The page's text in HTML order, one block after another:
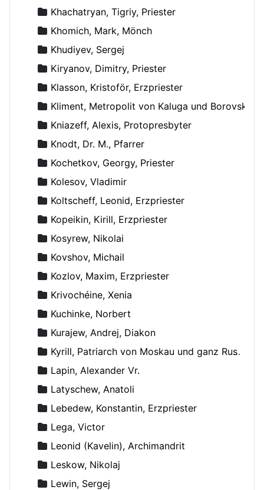
Khachatryan, Tigriy, Priester
Khomich, Mark, Mönch
Khudiyev, Sergej
Kiryanov, Dimitry, Priester
Klasson, Kristoför, Erzpriester
Kliment, Metropolit von Kaluga und Borovsk
Kniazeff, Alexis, Protopresbyter
Knodt, Dr. M., Pfarrer
Kochetkov, Georgy, Priester
Kolesov, Vladimir
Koltscheff, Leonid, Erzpriester
Kopeikin, Kirill, Erzpriester
Kosyrew, Nikolai
Kovshov, Michail
Kozlov, Maxim, Erzpriester
Krivochéine, Xenia
Kuchinke, Norbert
Kurajew, Andrej, Diakon
Kyrill, Patriarch von Moskau und ganz Russland
Lapin, Alexander Vr.
Latyschew, Anatoli
Lebedew, Konstantin, Erzpriester
Lega, Victor
Leonid (Kavelin), Archimandrit
Leskow, Nikolaj
Lewin, Sergej